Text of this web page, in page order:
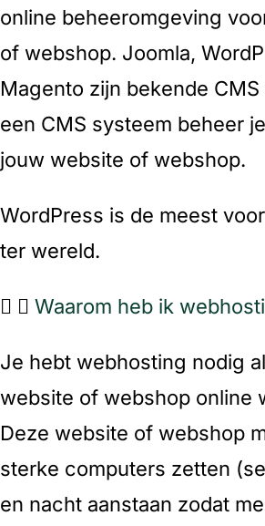
online beheeromgeving
of webshop. Joomla,
Magento zijn bekende
een CMS systeem beheer
jouw website of webshop.
WordPress is de meest
ter wereld.
Waarom heb ik
Je hebt webhosting nodig
website of webshop online
Deze website of webshop
sterke computers zetten
en nacht aanstaan zodat